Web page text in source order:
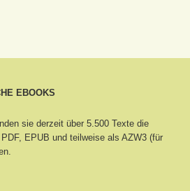
EBOOKS
sie derzeit über 5.500 Texte die
EPUB und teilweise als AZW3 (für